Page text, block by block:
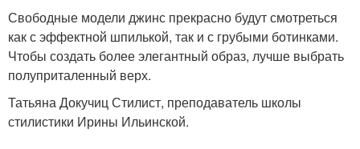
Свободные модели джинс прекрасно будут смотреться
как с эффектной шпилькой, так и с грубыми ботинками.
Чтобы создать более элегантный образ, лучше выбрать
полуприталенный верх.
Татьяна Докучиц Стилист, преподаватель школы
стилистики Ирины Ильинской.